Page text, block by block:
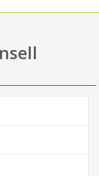
Utilitats
Ajuda